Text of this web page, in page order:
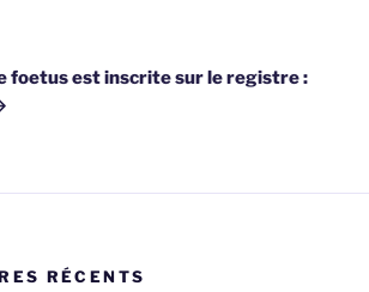
foetus est inscrite sur le registre :
RÉCENTS